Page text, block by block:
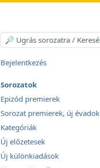
Bejelentkezés
Sorozatok
Epizód premierek
Sorozat premierek, új évadok
Kategóriák
Új előzetesek
Új különkiadások